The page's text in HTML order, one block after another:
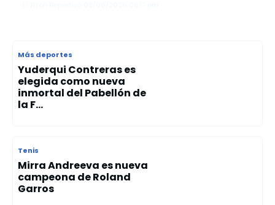
Más deportes
Yuderqui Contreras es
elegida como nueva
inmortal del Pabellón de
la F...
Tenis
Mirra Andreeva es nueva
campeona de Roland
Garros